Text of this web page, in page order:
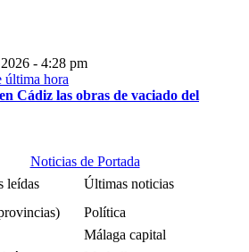
- 4:28 pm
Cádiz las obras de vaciado del
Noticias de Portada
leídas
Últimas noticias
Política
Málaga capital